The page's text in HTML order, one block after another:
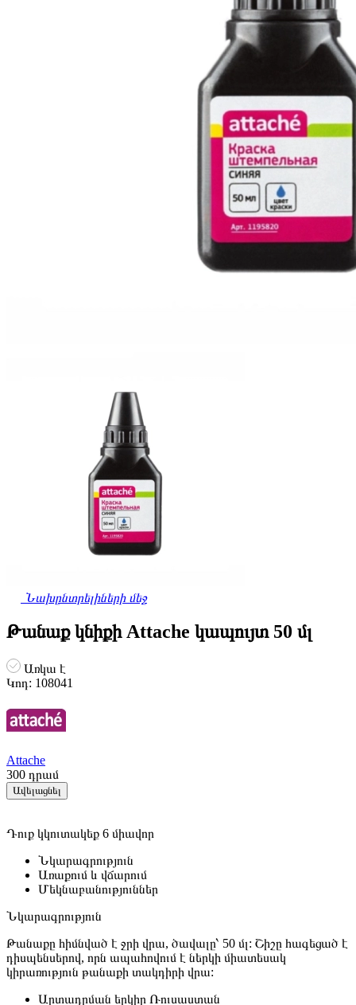
Նախընտրելիների մեջ
Թանաք կնիքի Attache կապույտ 50 մլ
Առկա է
Կոդ: 108041
Attache
300 դրամ
Ավելացնել
Դուք կկուտակեք 6 միավոր
Նկարագրություն
Առաքում և վճարում
Մեկնաբանություններ
Նկարագրություն
Թանաքը հիմնված է ջրի վրա, ծավալը՝ 50 մլ: Շիշը հագեցած է
դիսպենսերով, որն ապահովում է ներկի միատեսակ
կիրառություն թանաքի տակդիրի վրա:
Արտադրման երկիր Ռուսաստան